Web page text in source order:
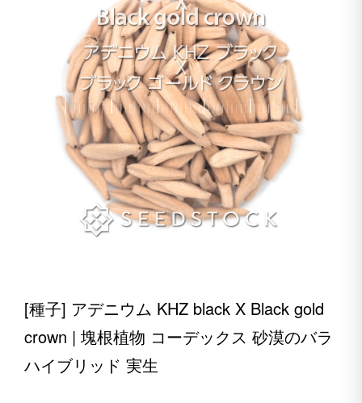
[種子] アデニウム KHZ black X Black gold
crown | 塊根植物 コーデックス 砂漠のバラ
ハイブリッド 実生